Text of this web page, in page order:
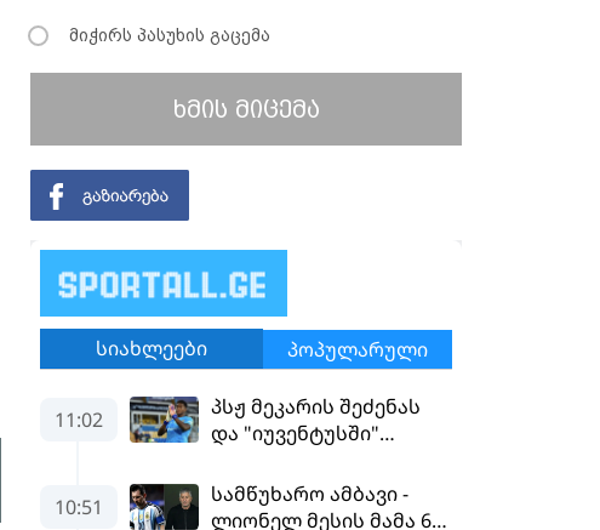
მიჭირს პასუხის გაცემა
ხმის მიცემა